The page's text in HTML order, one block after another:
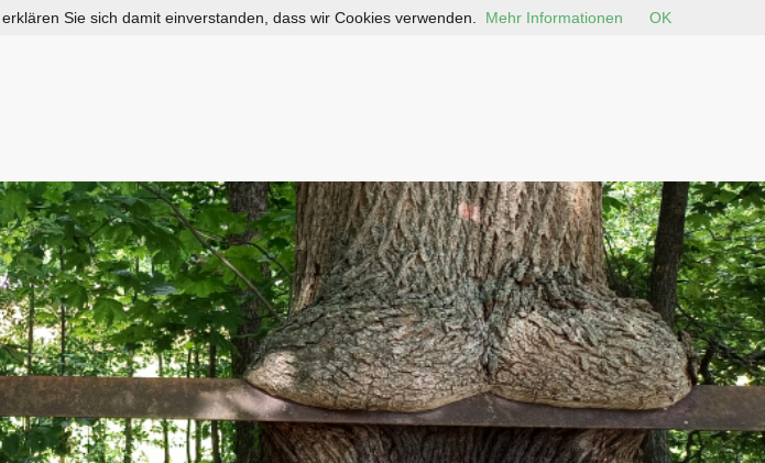
Sie sich damit einverstanden, dass wir Cookies verwenden. Mehr Informationen OK